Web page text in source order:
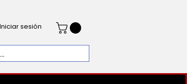
Iniciar sesión